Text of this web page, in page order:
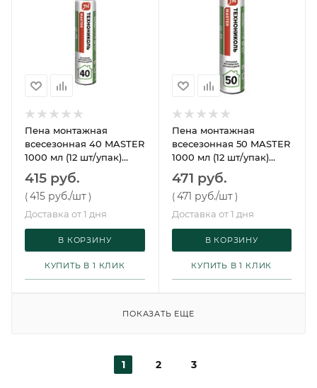
Пена монтажная
всесезонная 40 MASTER
1000 мл (12 шт/упак)
Технониколь
415 руб.
(415 руб./шт)
Доставка от 1 дня
В КОРЗИНУ
КУПИТЬ В 1 КЛИК
Пена монтажная
всесезонная 50 MASTER
1000 мл (12 шт/упак)
Технониколь
471 руб.
(471 руб./шт )
Доставка от 1 дня
В КОРЗИНУ
КУПИТЬ В 1 КЛИК
ПОКАЗАТЬ ЕЩЕ
1 2 3